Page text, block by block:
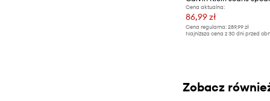
Cena aktualna:
86,99 zł
Cena regularna: 289,99 zł
Najniższa cena z 30 dni przed
Zobacz